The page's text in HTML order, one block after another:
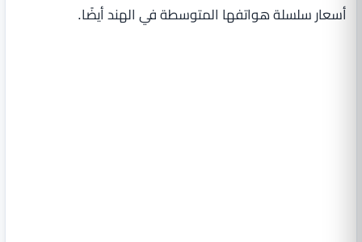
أسعار سلسلة هواتفها المتوسطة في الهند أيضًا.